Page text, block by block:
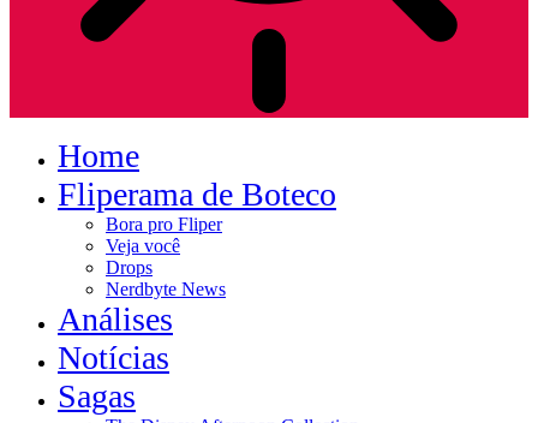
Home
Fliperama de Boteco
Bora pro Fliper
Veja você
Drops
Nerdbyte News
Análises
Notícias
Sagas